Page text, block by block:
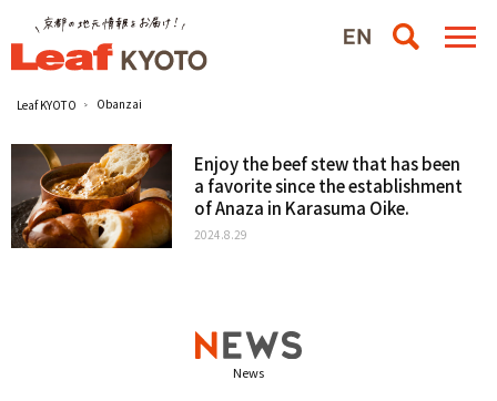
Leaf KYOTO Obanzai
Enjoy the beef stew that has been
a favorite since the establishment
of Anaza in Karasuma Oike.
2024.8.29
News